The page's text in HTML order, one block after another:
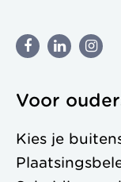
Voor
Kies je